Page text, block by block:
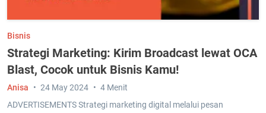
Bisnis
Strategi Marketing: Kirim Broadcast lewat OCA
Blast, Cocok untuk Bisnis Kamu!
ADVERTISEMENTS Strategi marketing digital melalui pesan
Anisa 24 May 2024 4 Menit